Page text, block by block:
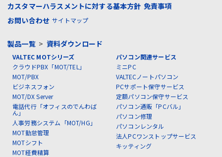
カスタマーハラスメントに対する基本方針 免責事項
お問い合わせ サイトマップ
製品一覧> 資料ダウンロード
VALTEC MOTシリーズ
クラウドPBX「MOT/TEL」
MOT/PBX
ビジネスフォン
MOT/DX Server
電話代行「オフィスのでんわば
ん」
人事労務システム「MOT/HG」
MOT勤怠管理
MOTシフト
MOT経費精算
パソコン関連サービス
ミニPC
VALTECノートパソコン
PCサポート保守サービス
定額パソコン保守サービス
パソコン通販「PCバル」
パソコン修理
パソコンレンタル
法人PCワンストップサービス
キッティング